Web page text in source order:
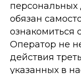
персональных
обязан
ознакомиться
Оператор не
действия
указанных в